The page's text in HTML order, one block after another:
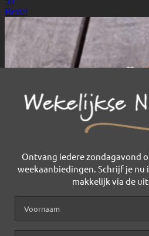
Ontvang iedere zondagavond
weekaanbiedingen. Schrijf je
makkelijk via de